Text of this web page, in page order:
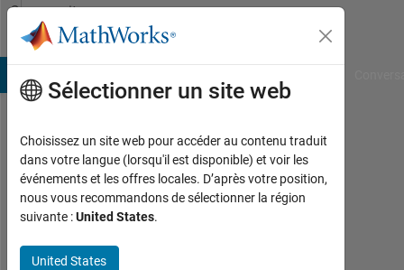
Passer au contenu
Community
Profile
Bhaskar
Followers:
0
Following:
Sélectionner un site web
Choisissez un site web pour accéder au contenu traduit
dans votre langue (lorsqu'il est disponible) et voir les
événements et les offres locales. D’après votre position,
nous vous recommandons de sélectionner la région
suivante :United States.
United States